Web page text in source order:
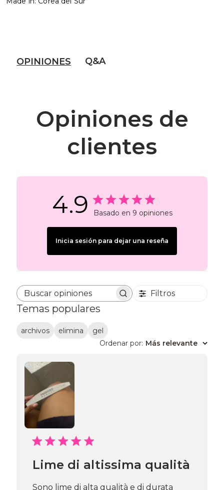
OPINIONES Q&A
Opiniones de
clientes
4.9 Basado en 9 opiniones
Inicia sesión para dejar una reseña
Buscar opiniones Filtros
Temas populares
archivos elimina
gel
Ordenar por: Más relevante
Lime di altissima qualità
Sono lime di alta qualità e di durata